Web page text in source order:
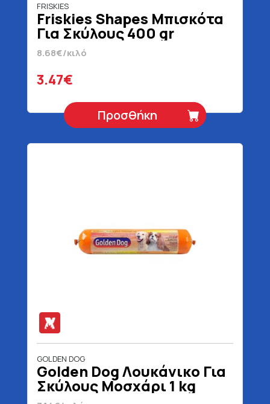
FRISKIES
Friskies Shapes Μπισκότα
Για Σκύλους 400 gr
8.68€/κιλό
3.47€
Προσθήκη
GOLDEN DOG
Golden Dog Λουκάνικο Για
Σκύλους Μοσχάρι 1 kg